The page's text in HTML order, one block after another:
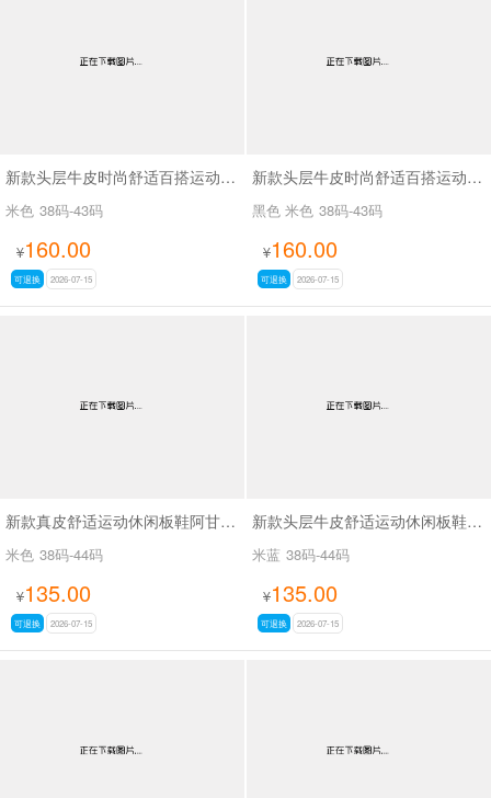
新款头层牛皮时尚舒适百搭运动阿甘休闲鞋SA9812
米色 38码-43码
¥160.00
可退换 2026-07-15
新款头层牛皮时尚舒适百搭运动阿甘休闲鞋SA9810
黑色 米色 38码-43码
¥160.00
可退换 2026-07-15
新款真皮舒适运动休闲板鞋阿甘鞋休闲男鞋SA271
米色 38码-44码
¥135.00
可退换 2026-07-15
新款头层牛皮舒适运动休闲板鞋阿甘鞋男鞋SA270
米蓝 38码-44码
¥135.00
可退换 2026-07-15